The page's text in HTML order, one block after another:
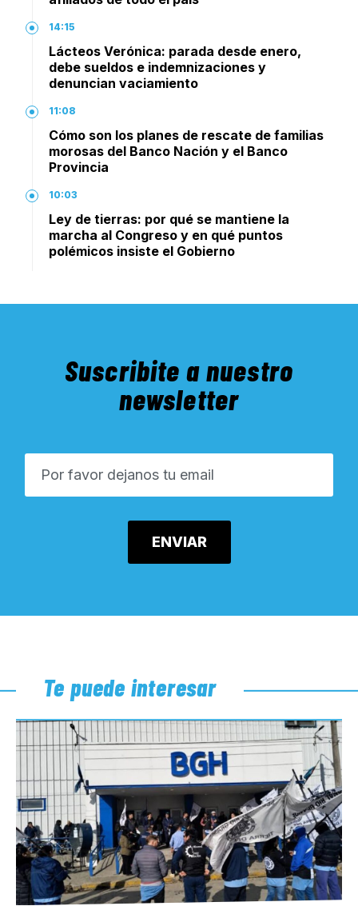
14:15
Lácteos Verónica: parada desde enero,
debe sueldos e indemnizaciones y
denuncian vaciamiento
11:08
Cómo son los planes de rescate de familias
morosas del Banco Nación y el Banco
Provincia
10:03
Ley de tierras: por qué se mantiene la
marcha al Congreso y en qué puntos
polémicos insiste el Gobierno
Suscribite a nuestro
newsletter
Te puede interesar